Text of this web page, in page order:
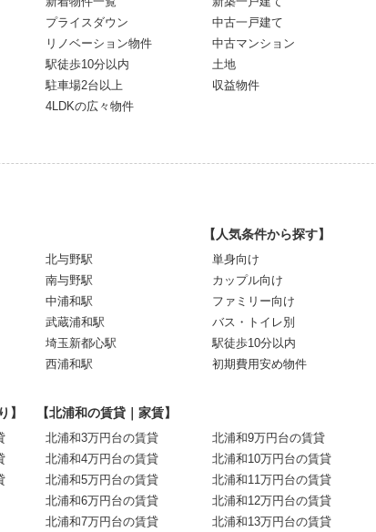
プライスダウン
リノベーション物件
駅徒歩10分以内
駐車場2台以上
4LDKの広々物件
中古一戸建て
中古マンション
土地
収益物件
北与野駅
南与野駅
中浦和駅
武蔵浦和駅
埼玉新都心駅
西浦和駅
【人気条件から探す】
単身向け
カップル向け
ファミリー向け
バス・トイレ別
駅徒歩10分以内
初期費用安め物件
】 【北浦和の賃貸｜家賃】
北浦和3万円台の賃貸
北浦和4万円台の賃貸
北浦和5万円台の賃貸
北浦和6万円台の賃貸
北浦和7万円台の賃貸
北浦和9万円台の賃貸
北浦和10万円台の賃貸
北浦和11万円台の賃貸
北浦和12万円台の賃貸
北浦和13万円台の賃貸